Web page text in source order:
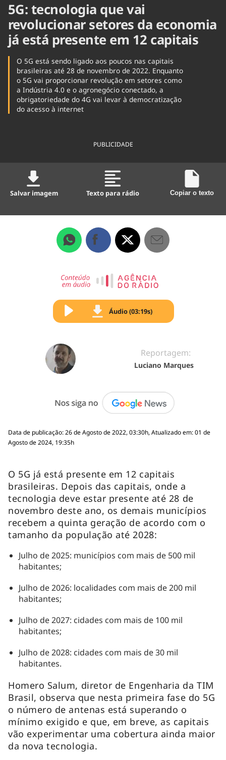
5G: tecnologia que vai
revolucionar setores da economia
já está presente em 12 capitais
O 5G está sendo ligado aos poucos nas capitais
brasileiras até 28 de novembro de 2022. Enquanto
o 5G vai proporcionar revolução em setores como
a Indústria 4.0 e o agronegócio conectado, a
obrigatoriedade do 4G vai levar à democratização
do acesso à internet
PUBLICIDADE
Salvar imagem Texto para rádio Copiar o texto
Áudio (03:19s)
Reportagem:
Luciano Marques
Data de publicação: 26 de Agosto de 2022, 03:30h, Atualizado em: 01 de
Agosto de 2024, 19:35h
O 5G já está presente em 12 capitais
brasileiras. Depois das capitais, onde a
tecnologia deve estar presente até 28 de
novembro deste ano, os demais municípios
recebem a quinta geração de acordo com o
tamanho da população até 2028:
Julho de 2025: municípios com mais de 500 mil
habitantes;
Julho de 2026: localidades com mais de 200 mil
habitantes;
Julho de 2027: cidades com mais de 100 mil
habitantes;
Julho de 2028: cidades com mais de 30 mil
habitantes.
Homero Salum, diretor de Engenharia da TIM
Brasil, observa que nesta primeira fase do 5G
o número de antenas está superando o
mínimo exigido e que, em breve, as capitais
vão experimentar uma cobertura ainda maior
da nova tecnologia.